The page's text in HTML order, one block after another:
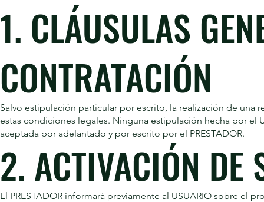
1. CLÁUSULAS
CONTRATACIÓN
Salvo estipulación particular por escrito, la realización de una
estas condiciones legales. Ninguna estipulación hecha por el
aceptada por adelantado y por escrito por el PRESTADOR.
2. ACTIVACIÓN DE
El PRESTADOR informará previamente al USUARIO sobre